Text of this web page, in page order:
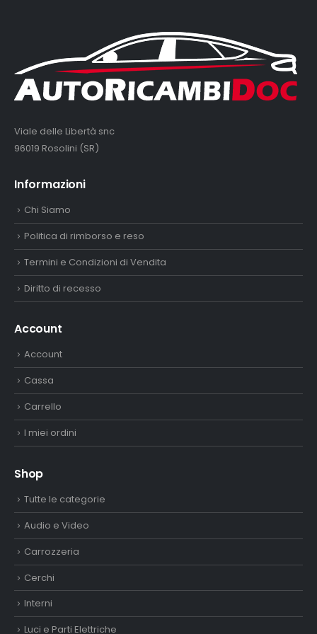
Viale delle Libertà snc
96019 Rosolini (SR)
Informazioni
Chi Siamo
Politica di rimborso e reso
Termini e Condizioni di Vendita
Diritto di recesso
Account
Account
Cassa
Carrello
I miei ordini
Shop
Tutte le categorie
Audio e Video
Carrozzeria
Cerchi
Interni
Luci e Parti Elettriche